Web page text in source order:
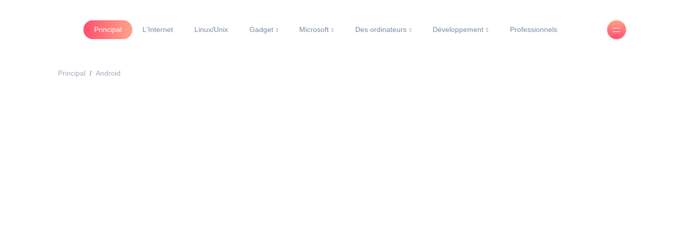
Principal L'Internet Linux/Unix Gadget Microsoft Des ordinateurs Développement Professionnels
Principal Android